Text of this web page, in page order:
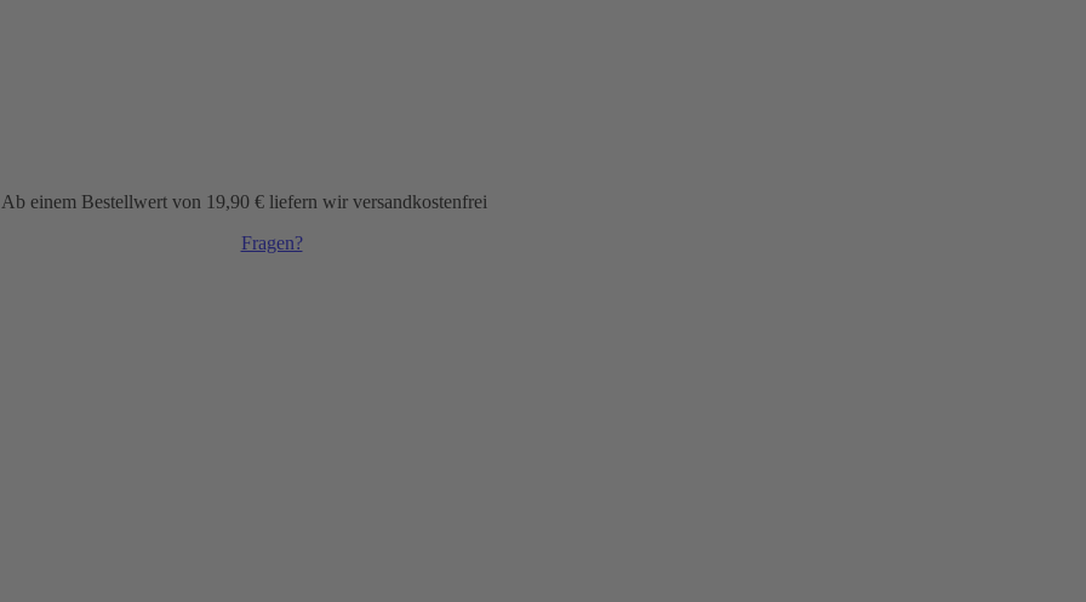
einem Bestellwert von 19,90 € liefern wir versandkostenfrei
Fragen?